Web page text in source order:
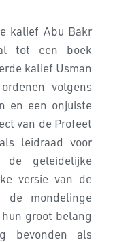
kalief Abu Bakr
tot een boek
kalief Usman
volgens
en een onjuiste
van de Profeet
leidraad voor
de geleidelijke
versie van de
de mondelinge
groot belang
bevonden als